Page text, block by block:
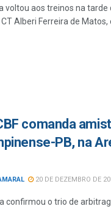
voltou aos treinos na tarde
Alberi Ferreira de Matos,
comanda
PB, na
20 DE DEZEMBRO DE
confirmou o trio de